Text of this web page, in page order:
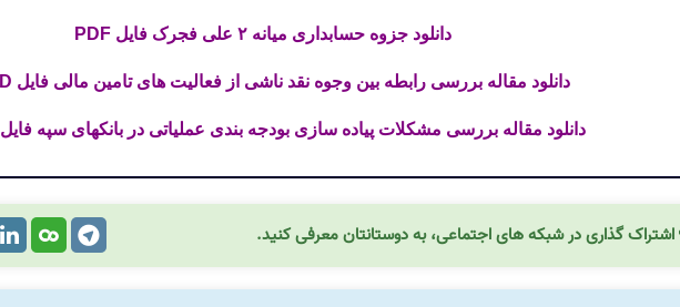
دانلود جزوه حسابداری میانه ۲ علی فجرک فایل PDF
دانلود مقاله بررسی رابطه بین وجوه نقد ناشی از فعالیت های تامین مالی فایل WORD
دانلود مقاله بررسی مشکلات پیاده سازی بودجه بندی عملیاتی در بانکهای سپه فایل WORD
اشتراک گذاری در شبکه های اجتماعی، به دوستانتان معرفی کنید.